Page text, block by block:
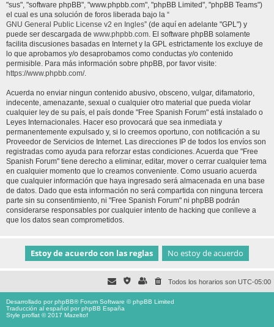
"sus", "software phpBB", "www.phpbb.com", "phpBB Limited", "phpBB Teams")
el cual es una solución de foros liberada bajo la “
GNU General Public License v2 en Ingles” (de aquí en adelante "GPL") y
puede ser descargada de www.phpbb.com. El software phpBB solamente
facilita discusiones basadas en Internet y la GPL estrictamente los excluye de
lo que aprobamos y/o desaprobamos como conductas y/o contenido
permisible. Para más información sobre phpBB, por favor visite:
https://www.phpbb.com/.
Acuerda no enviar ningun contenido abusivo, obsceno, vulgar, difamatorio,
indecente, amenazante, sexual o cualquier otro material que pueda violar
cualquier ley de su país, el país donde "Free Spanish Forum" está instalado o
Leyes Internacionales. Hacer eso provocará que sea inmediata y
permanentemente expulsado y, si lo creemos oportuno, con notificación a su
Proveedor de Servicios de Internet. Las direcciones IP de todos los envíos son
registradas como ayuda para reforzar estas condiciones. Acuerda que "Free
Spanish Forum" tiene derecho a eliminar, editar, mover o cerrar cualquier tema
en cualquier momento que lo creamos conveniente. Como usuario acuerda
que cualquier información que haya ingresado será almacenada en una base
de datos. Dado que esta información no será compartida con ninguna tercera
parte sin su consentimiento, ni "Free Spanish Forum" ni phpBB podrán
considerarse responsables por cualquier intento de hacking que conlleve a
que los datos sean comprometidos.
Todos los horarios son UTC-05:00
Desarrollado porphpBB® Forum Software © phpBB Limited
Traducción al español porphpBB España
Style proflat © 2017 Mazeltof